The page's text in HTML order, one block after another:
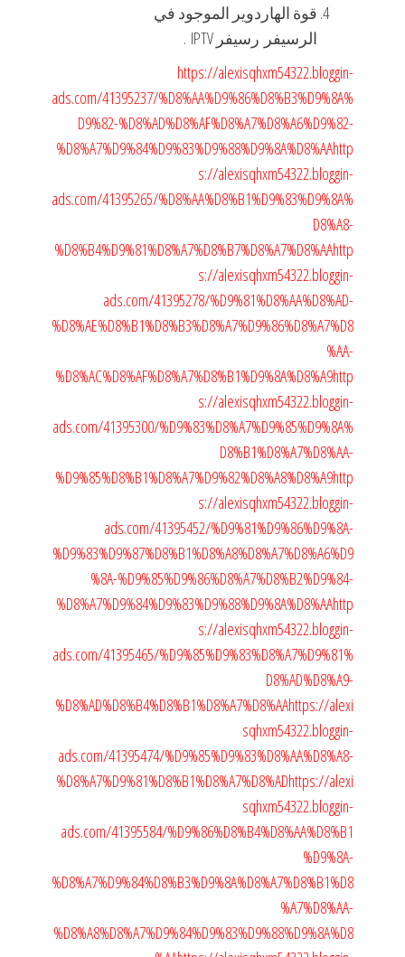
قوة الهاردوير الموجود في
الرسيفر رسيفر IPTV .
https://alexisqhxm54322.bloggin-
ads.com/41395237/%D8%AA%D9%86%D8%B3%D9%8A%
D9%82-%D8%AD%D8%AF%D8%A7%D8%A6%D9%82-
%D8%A7%D9%84%D9%83%D9%88%D9%8A%D8%AAhttp
s://alexisqhxm54322.bloggin-
ads.com/41395265/%D8%AA%D8%B1%D9%83%D9%8A%
D8%A8-
%D8%B4%D9%81%D8%A7%D8%B7%D8%A7%D8%AAhttp
s://alexisqhxm54322.bloggin-
ads.com/41395278/%D9%81%D8%AA%D8%AD-
%D8%AE%D8%B1%D8%B3%D8%A7%D9%86%D8%A7%D8
%AA-
%D8%AC%D8%AF%D8%A7%D8%B1%D9%8A%D8%A9http
s://alexisqhxm54322.bloggin-
ads.com/41395300/%D9%83%D8%A7%D9%85%D9%8A%
D8%B1%D8%A7%D8%AA-
%D9%85%D8%B1%D8%A7%D9%82%D8%A8%D8%A9http
s://alexisqhxm54322.bloggin-
ads.com/41395452/%D9%81%D9%86%D9%8A-
%D9%83%D9%87%D8%B1%D8%A8%D8%A7%D8%A6%D9
%8A-%D9%85%D9%86%D8%A7%D8%B2%D9%84-
%D8%A7%D9%84%D9%83%D9%88%D9%8A%D8%AAhttp
s://alexisqhxm54322.bloggin-
ads.com/41395465/%D9%85%D9%83%D8%A7%D9%81%
D8%AD%D8%A9-
%D8%AD%D8%B4%D8%B1%D8%A7%D8%AAhttps://alexi
sqhxm54322.bloggin-
ads.com/41395474/%D9%85%D9%83%D8%AA%D8%A8-
%D8%A7%D9%81%D8%B1%D8%A7%D8%ADhttps://alexi
sqhxm54322.bloggin-
ads.com/41395584/%D9%86%D8%B4%D8%AA%D8%B1
%D9%8A-
%D8%A7%D9%84%D8%B3%D9%8A%D8%A7%D8%B1%D8
%A7%D8%AA-
%D8%A8%D8%A7%D9%84%D9%83%D9%88%D9%8A%D8